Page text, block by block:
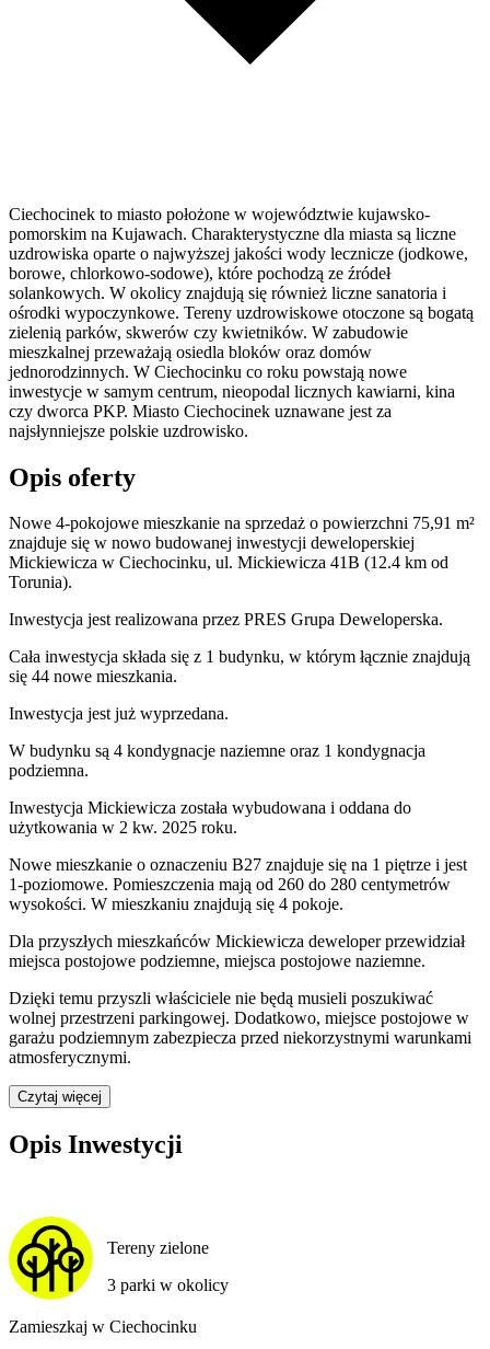
Ciechocinek to miasto położone w województwie kujawsko-
pomorskim na Kujawach. Charakterystyczne dla miasta są liczne
uzdrowiska oparte o najwyższej jakości wody lecznicze (jodkowe,
borowe, chlorkowo-sodowe), które pochodzą ze źródeł
solankowych. W okolicy znajdują się również liczne sanatoria i
ośrodki wypoczynkowe. Tereny uzdrowiskowe otoczone są bogatą
zielenią parków, skwerów czy kwietników. W zabudowie
mieszkalnej przeważają osiedla bloków oraz domów
jednorodzinnych. W Ciechocinku co roku powstają nowe
inwestycje w samym centrum, nieopodal licznych kawiarni, kina
czy dworca PKP. Miasto Ciechocinek uznawane jest za
najsłynniejsze polskie uzdrowisko.
Opis oferty
Nowe 4-pokojowe mieszkanie na sprzedaż o powierzchni 75,91 m²
znajduje się w nowo budowanej inwestycji deweloperskiej
Mickiewicza w Ciechocinku, ul. Mickiewicza 41B (12.4 km od
Torunia).
Inwestycja jest realizowana przez PRES Grupa Deweloperska.
Cała inwestycja składa się z 1 budynku, w którym łącznie znajdują
się 44 nowe mieszkania.
Inwestycja jest już wyprzedana.
W budynku są 4 kondygnacje naziemne oraz 1 kondygnacja
podziemna.
Inwestycja Mickiewicza została wybudowana i oddana do
użytkowania w 2 kw. 2025 roku.
Nowe mieszkanie o oznaczeniu B27 znajduje się na 1 piętrze i jest
1-poziomowe. Pomieszczenia mają od 260 do 280 centymetrów
wysokości. W mieszkaniu znajdują się 4 pokoje.
Dla przyszłych mieszkańców Mickiewicza deweloper przewidział
miejsca postojowe podziemne, miejsca postojowe naziemne.
Dzięki temu przyszli właściciele nie będą musieli poszukiwać
wolnej przestrzeni parkingowej. Dodatkowo, miejsce postojowe w
garażu podziemnym zabezpiecza przed niekorzystnymi warunkami
atmosferycznymi.
Czytaj więcej
Opis Inwestycji
Tereny zielone
3 parki w okolicy
Zamieszkaj w Ciechocinku